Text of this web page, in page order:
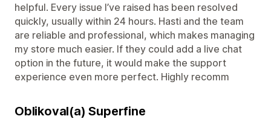
helpful. Every issue I’ve raised has been resolved
quickly, usually within 24 hours. Hasti and the team
are reliable and professional, which makes managing
my store much easier. If they could add a live chat
option in the future, it would make the support
experience even more perfect. Highly recomm
Oblikoval(a) Superfine